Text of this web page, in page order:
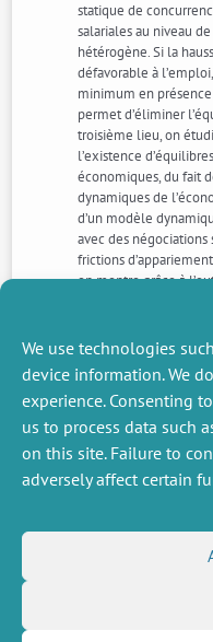
We use technologies
device information. We
experience. Consenting
us to process data such
on this site. Failure to
adversely affect certain
statique de
salariales au niveau
hétérogène. Si la
défavorable à
minimum en
permet d’éliminer
troisième lieu, on
l’existence
économiques, du fait
dynamiques de
d’un modèle
avec des
frictions
on montre grâce à
d’inefficience dans
équilibres Pareto-
NEXT
Intranet